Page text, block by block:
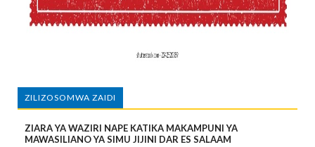
ZILIZOSOMWA ZAIDI
ZIARA YA WAZIRI NAPE KATIKA MAKAMPUNI YA
MAWASILIANO YA SIMU JIJINI DAR ES SALAAM